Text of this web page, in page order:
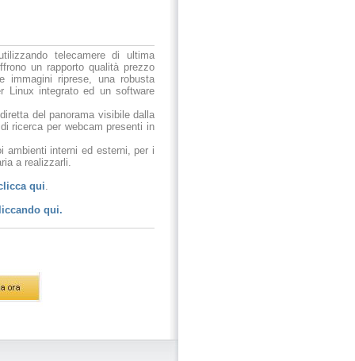
telecamere di ultima
un rapporto qualità prezzo
immagini riprese, una robusta
Linux integrato ed un software
del panorama visibile dalla
ricerca per webcam presenti in
ambienti interni ed esterni, per i
a realizzarli.
qui.
qui.